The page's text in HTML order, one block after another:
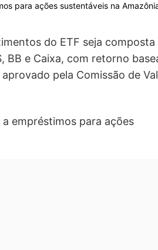
para ações sustentáveis na
do ETF seja
BB e Caixa, com retorno
pela Comissão de
empréstimos para ações